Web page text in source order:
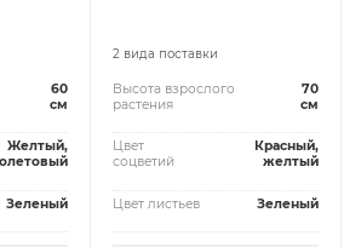
60
см
Желтый,
Зеленый
2 вида поставки
Высота взрослого
растения
70
см
Цвет
соцветий
Красный,
желтый
Цвет листьев Зеленый